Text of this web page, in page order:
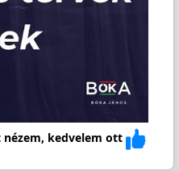
nézem, kedvelem ott